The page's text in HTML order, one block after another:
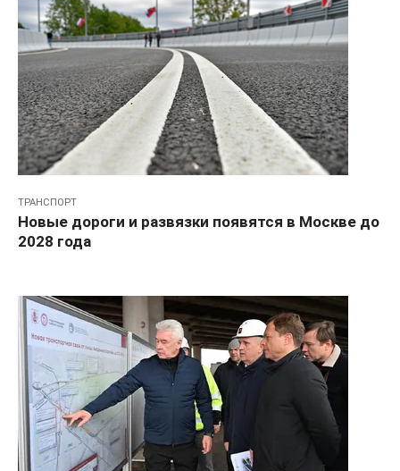
ТРАНСПОРТ
Новые дороги и развязки появятся в Москве до
2028 года